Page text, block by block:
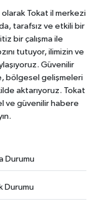
Tokat il merkezi
tarafsız ve etkili bir
bir çalışma ile
tutuyor, ilimizin ve
Güvenilir
bölgesel gelişmeleri
aktarıyoruz. Tokat
ve güvenilir habere
Durumu
Durumu